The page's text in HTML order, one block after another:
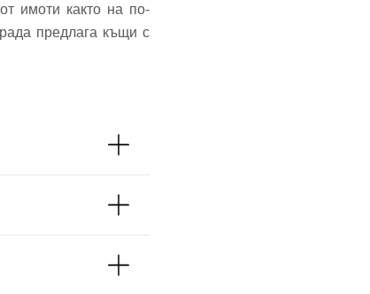
имоти както на по-
предлага къщи с